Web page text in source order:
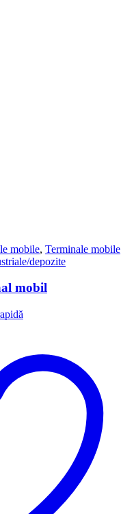
mobile, Terminale mobile
depozite
mobil